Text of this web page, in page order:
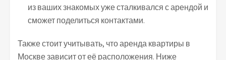
из ваших знакомых уже сталкивался с арендой и
сможет поделиться контактами.
Также стоит учитывать, что аренда квартиры в
Москве зависит от её расположения. Ниже